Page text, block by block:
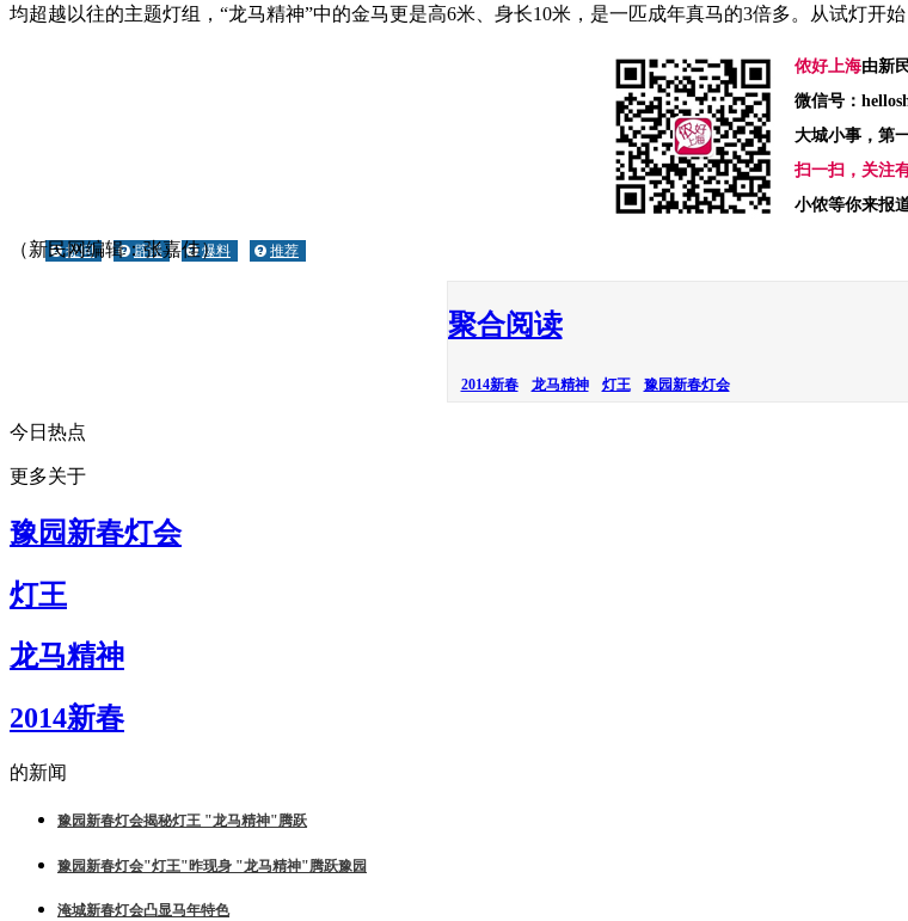
均超越以往的主题灯组，“龙马精神”中的金马更是高6米、身长10米，是一匹成年真马的3倍多。从试灯开
侬好上海由新
微信号：
大城小事，第
扫一扫，关注
小侬等你来报
（新民网编辑：张嘉佳）
提问 辟谣 爆料 推荐
聚合阅读
2014新春 龙马精神 灯王 豫园新春灯会
今日热点
更多关于
豫园新春灯会
灯王
龙马精神
2014新春
的新闻
豫园新春灯会揭秘灯王 "龙马精神"腾跃
豫园新春灯会"灯王"昨现身 "龙马精神"腾跃豫园
淹城新春灯会凸显马年特色